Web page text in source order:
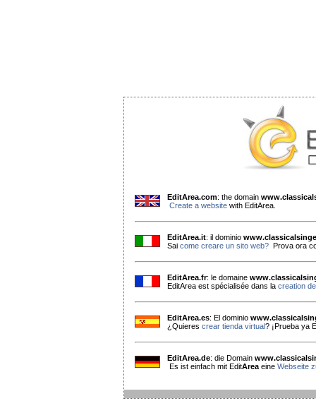
EditArea.com: the domain
Create a website with EditArea.
EditArea.it: il dominio
Sai come creare un sito web? Prova ora
EditArea.fr: le domaine
EditArea est spécialisée dans la creation
EditArea.es: El dominio
¿Quieres crear tienda virtual? ¡Prueba ya
EditArea.de: die Domain
Es ist einfach mit EditArea eine Webseite